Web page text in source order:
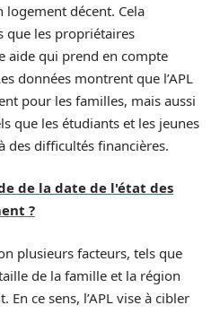
logement décent. Cela
que les propriétaires
aide qui prend en compte
données montrent que l’APL
pour les familles, mais aussi
que les étudiants et les jeunes
des difficultés financières.
de la date de l'état des
?
plusieurs facteurs, tels que
de la famille et la région
ce sens, l’APL vise à cibler